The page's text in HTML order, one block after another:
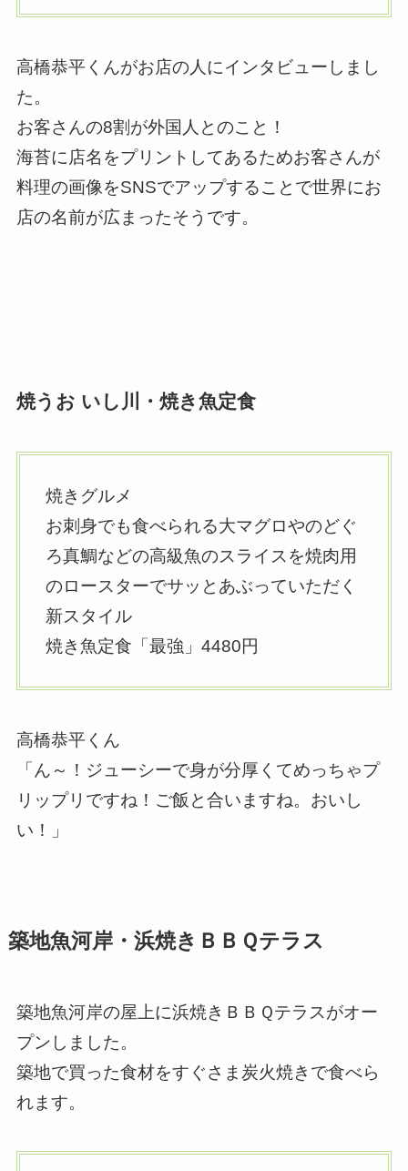
高橋恭平くんがお店の人にインタビューしまし
た。
お客さんの8割が外国人とのこと！
海苔に店名をプリントしてあるためお客さんが
料理の画像をSNSでアップすることで世界にお
店の名前が広まったそうです。
焼うお いし川・焼き魚定食
焼きグルメ
お刺身でも食べられる大マグロやのどぐ
ろ真鯛などの高級魚のスライスを焼肉用
のロースターでサッとあぶっていただく
新スタイル
焼き魚定食「最強」4480円
高橋恭平くん
「ん～！ジューシーで身が分厚くてめっちゃプ
リップリですね！ご飯と合いますね。おいし
い！」
築地魚河岸・浜焼きＢＢＱテラス
築地魚河岸の屋上に浜焼きＢＢＱテラスがオー
プンしました。
築地で買った食材をすぐさま炭火焼きで食べら
れます。